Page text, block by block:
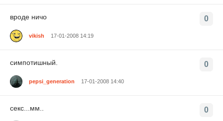
0
вроде ничо
vikish 17-01-2008 14:19
0
симпотишный.
pepsi_generation 17-01-2008 14:40
0
секс...мм..